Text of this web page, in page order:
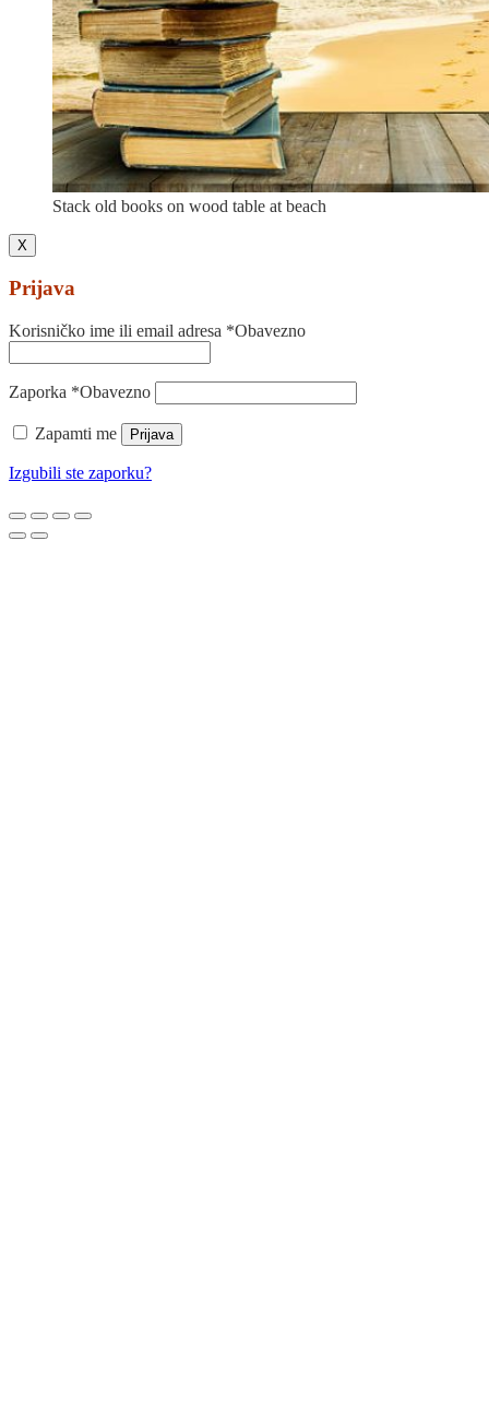
Stack old books on wood table at beach
X
Prijava
Korisničko ime ili email adresa *Obavezno
Zaporka *Obavezno
Zapamti me Prijava
Izgubili ste zaporku?